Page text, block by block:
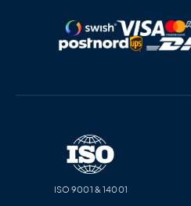
ISO 9001 & 14001